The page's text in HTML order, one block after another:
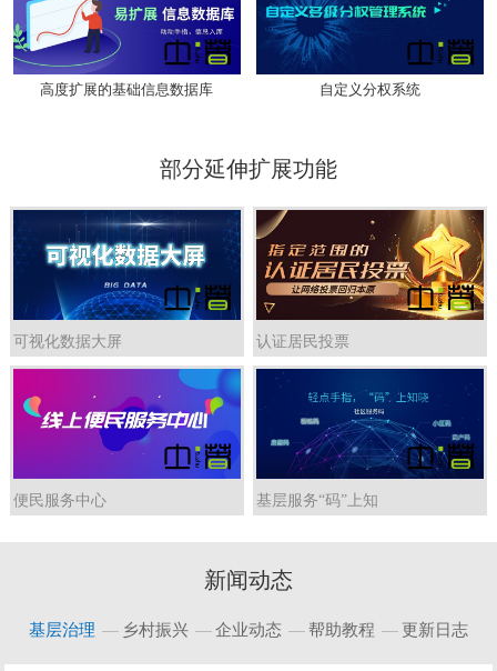
高度扩展的基础信息数据库 自定义分权系统
部分延伸扩展功能
可视化数据大屏 认证居民投票
便民服务中心 基层服务“码”上知
新闻动态
基层治理 乡村振兴 企业动态 帮助教程 更新日志